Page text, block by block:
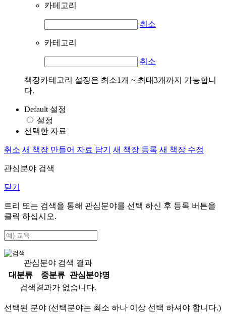
카테고리
취소
카테고리
취소
책장카테고리 설정은 최소1개 ~ 최대3개까지 가능합니
다.
Default 설정
설정
선택한 자료
취소 새 책장 만들어 자료 담기 새 책장 등록 새 책장 수정
관심분야 검색
닫기
트리 또는 검색을 통해 관심분야를 선택 하신 후 등록 버튼을
클릭 하십시오.
관심분야 검색 결과
대분류
중분류
관심분야명
검색결과가 없습니다.
선택된 분야 (선택분야는 최소 하나 이상 선택 하셔야 합니다.)